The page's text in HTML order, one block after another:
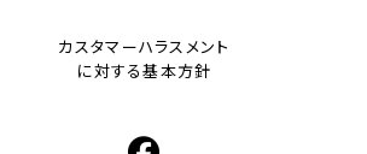
カスタマーハラスメント
に対する基本方針